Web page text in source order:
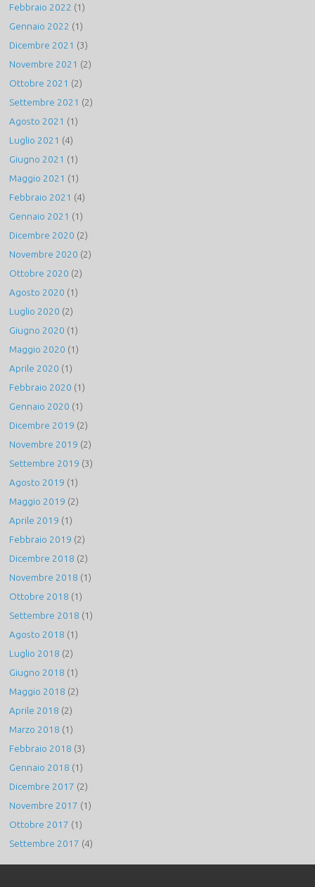
Febbraio 2022 (1)
Gennaio 2022 (1)
Dicembre 2021 (3)
Novembre 2021 (2)
Ottobre 2021 (2)
Settembre 2021 (2)
Agosto 2021 (1)
Luglio 2021 (4)
Giugno 2021 (1)
Maggio 2021 (1)
Febbraio 2021 (4)
Gennaio 2021 (1)
Dicembre 2020 (2)
Novembre 2020 (2)
Ottobre 2020 (2)
Agosto 2020 (1)
Luglio 2020 (2)
Giugno 2020 (1)
Maggio 2020 (1)
Aprile 2020 (1)
Febbraio 2020 (1)
Gennaio 2020 (1)
Dicembre 2019 (2)
Novembre 2019 (2)
Settembre 2019 (3)
Agosto 2019 (1)
Maggio 2019 (2)
Aprile 2019 (1)
Febbraio 2019 (2)
Dicembre 2018 (2)
Novembre 2018 (1)
Ottobre 2018 (1)
Settembre 2018 (1)
Agosto 2018 (1)
Luglio 2018 (2)
Giugno 2018 (1)
Maggio 2018 (2)
Aprile 2018 (2)
Marzo 2018 (1)
Febbraio 2018 (3)
Gennaio 2018 (1)
Dicembre 2017 (2)
Novembre 2017 (1)
Ottobre 2017 (1)
Settembre 2017 (4)